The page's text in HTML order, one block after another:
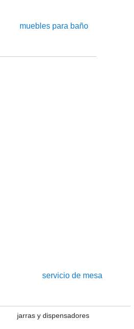
muebles para baño
servicio de mesa
jarras y dispensadores